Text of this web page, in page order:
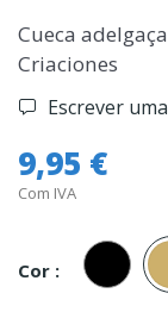
Cueca
Criaciones
Escrever
9,95 €
Com IVA
Cor :